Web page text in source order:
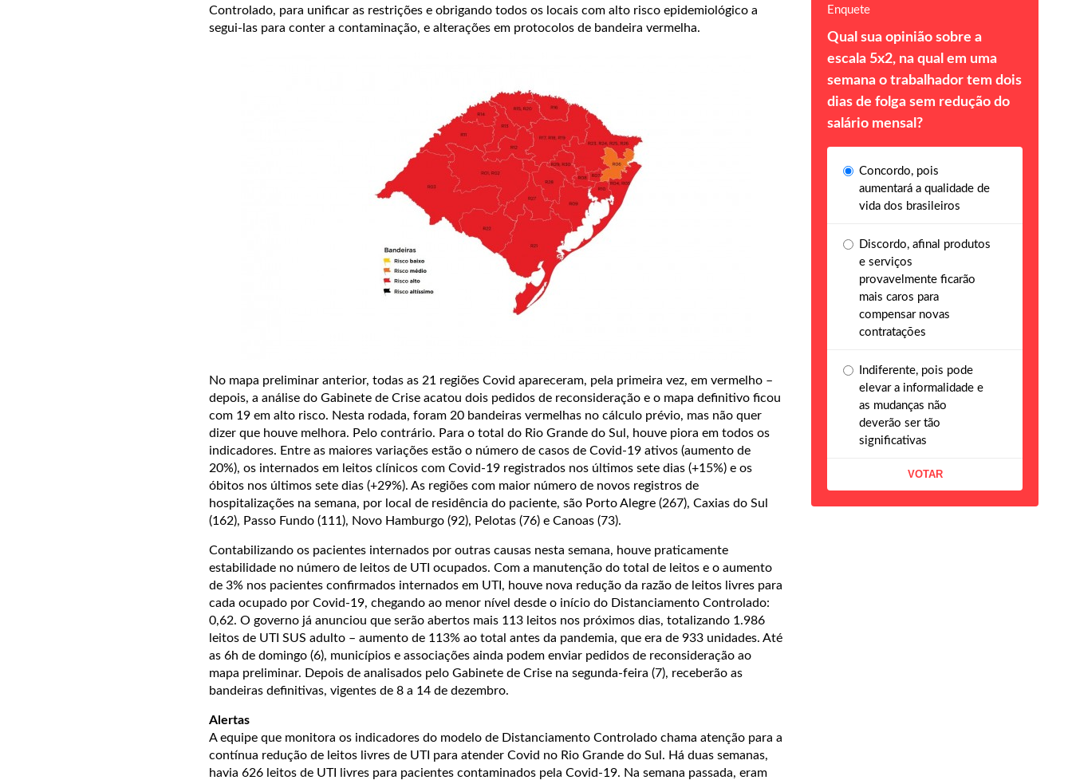
Controlado, para unificar as restrições e obrigando todos os locais com alto risco epidemiológico a
segui-las para conter a contaminação, e alterações em protocolos de bandeira vermelha.
No mapa preliminar anterior, todas as 21 regiões Covid apareceram, pela primeira vez, em vermelho –
depois, a análise do Gabinete de Crise acatou dois pedidos de reconsideração e o mapa definitivo ficou
com 19 em alto risco. Nesta rodada, foram 20 bandeiras vermelhas no cálculo prévio, mas não quer
dizer que houve melhora. Pelo contrário. Para o total do Rio Grande do Sul, houve piora em todos os
indicadores. Entre as maiores variações estão o número de casos de Covid-19 ativos (aumento de
20%), os internados em leitos clínicos com Covid-19 registrados nos últimos sete dias (+15%) e os
óbitos nos últimos sete dias (+29%). As regiões com maior número de novos registros de
hospitalizações na semana, por local de residência do paciente, são Porto Alegre (267), Caxias do Sul
(162), Passo Fundo (111), Novo Hamburgo (92), Pelotas (76) e Canoas (73).
Contabilizando os pacientes internados por outras causas nesta semana, houve praticamente
estabilidade no número de leitos de UTI ocupados. Com a manutenção do total de leitos e o aumento
de 3% nos pacientes confirmados internados em UTI, houve nova redução da razão de leitos livres para
cada ocupado por Covid-19, chegando ao menor nível desde o início do Distanciamento Controlado:
0,62. O governo já anunciou que serão abertos mais 113 leitos nos próximos dias, totalizando 1.986
leitos de UTI SUS adulto – aumento de 113% ao total antes da pandemia, que era de 933 unidades. Até
as 6h de domingo (6), municípios e associações ainda podem enviar pedidos de reconsideração ao
mapa preliminar. Depois de analisados pelo Gabinete de Crise na segunda-feira (7), receberão as
bandeiras definitivas, vigentes de 8 a 14 de dezembro.
Alertas
A equipe que monitora os indicadores do modelo de Distanciamento Controlado chama atenção para a
contínua redução de leitos livres de UTI para atender Covid no Rio Grande do Sul. Há duas semanas,
havia 626 leitos de UTI livres para pacientes contaminados pela Covid-19. Na semana passada, eram
Enquete
Qual sua opinião sobre a
escala 5x2, na qual em uma
semana o trabalhador tem dois
dias de folga sem redução do
salário mensal?
Concordo, pois
aumentará a qualidade de
vida dos brasileiros
Discordo, afinal produtos
e serviços
provavelmente ficarão
mais caros para
compensar novas
contratações
Indiferente, pois pode
elevar a informalidade e
as mudanças não
deverão ser tão
significativas